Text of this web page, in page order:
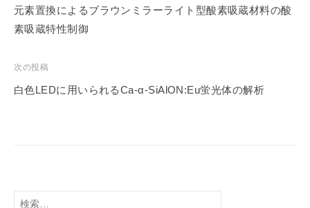
稿
ナ
ゲ
ー
元素置換によるブラウンミラーライト型酸素吸蔵材料の酸
素吸蔵特性制御
次の投稿
白色LEDに用いられるCa-α-SiAlON:Eu蛍光体の解析
検